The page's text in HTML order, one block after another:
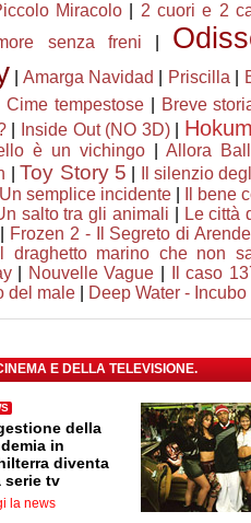
Miracolo| 2 cuori e 2
senza freni
Amarga Navidad Priscilla
Cime tempestose|
Breve
| Inside Out (NO 3D)|
è un vichingo |Allora
|Toy Story 5
Il silenzio
Un semplice incidente
Il bene
salto tra gli animali
Le città
Frozen 2 - Il Segreto di
draghetto marino che non
| Nouvelle Vague
Il caso
del male Deep Water -
E DELLA TELEVISIONE.
della
in
diventa
serie tv
la news